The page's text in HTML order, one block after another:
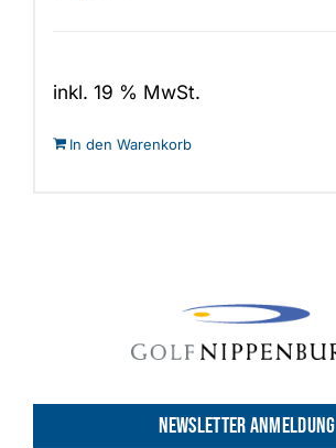
inkl. 19 % MwSt.
In den Warenkorb
NEWSLETTER ANMELDUNG